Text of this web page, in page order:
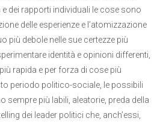
dei rapporti individuali le cose sono
delle esperienze e l’atomizzazione
più debole nelle sue certezze più
identità e opinioni differenti,
rapida e per forza di cose più
periodo politico-sociale, le possibili
sempre più labili, aleatorie, preda della
dei leader politici che, anch’essi,